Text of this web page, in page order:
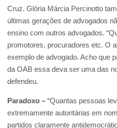
Cruz. Glória Márcia Percinotto
últimas gerações de advogados
ensino com outros advogados.
promotores, procuradores etc. O
exemplo de advogado. Acho que
da OAB essa deva ser uma das
defendeu.
Paradoxo – “Quantas pessoas
extremamente autoritárias em
partidos claramente